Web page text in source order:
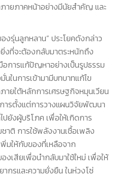
ายภาคหน้าอย่างมีนัยสำคัญ และ
งรุ่นลูกหลาน” ประโยคดังกล่าว
งที่จะต้องกลับมาตระหนักถึง
การแก้ปัญหาอย่างเป็นรูปธรรม
ในการเข้ามามีบทบาทแก้ไข
ยใต้หลักการเศรษฐกิจหมุนเวียน
ารตั้งแต่การวางแผนวิจัยพัฒนา
ยังผู้บริโภค เพื่อให้เกิดการ
าติ การใช้พลังงานเชื้อเพลิง
มให้กับของที่เหลือจาก
งเสียเพื่อนำกลับมาใช้ใหม่ เพื่อให้
กรและความยั่งยืน ในห่วงโซ่